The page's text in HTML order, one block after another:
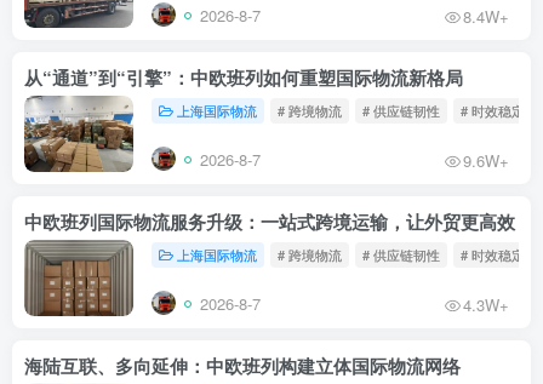
2026-8-7 8.4W+
从“通道”到“引擎”：中欧班列如何重塑国际物流新格局
上海国际物流 # 跨境物流 # 供应链韧性 # 时效稳定
2026-8-7 9.6W+
中欧班列国际物流服务升级：一站式跨境运输，让外贸更高效
上海国际物流 # 跨境物流 # 供应链韧性 # 时效稳定
2026-8-7 4.3W+
海陆互联、多向延伸：中欧班列构建立体国际物流网络